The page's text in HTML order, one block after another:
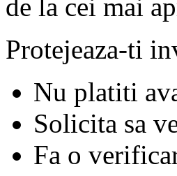
de la cei mai
Protejeaza-ti
Nu platiti
Solicita sa
Fa o